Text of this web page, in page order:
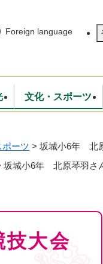
Foreign language
生活環境
地域コミュニティ
観光・特産
文化・スポーツ
広報・広聴
ポーツ > 坂城小6年 北
坂城小6年 北原琴羽さ
大会